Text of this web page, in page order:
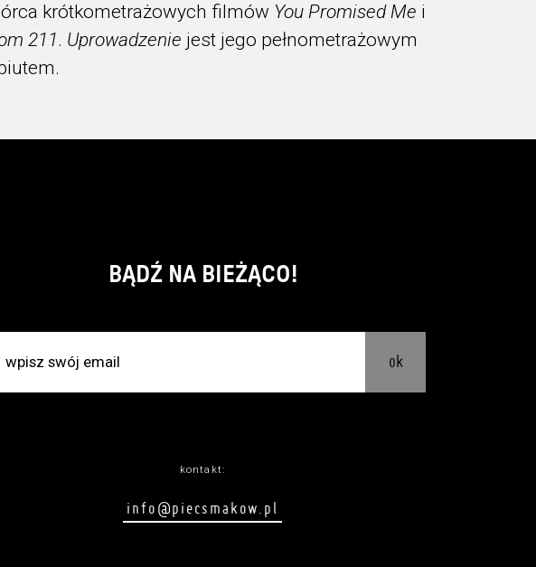
krótkometrażowych filmów You Promised Me i
211. Uprowadzenie jest jego pełnometrażowym
BĄDŹ NA BIEŻĄCO!
ok
kontakt:
info@piecsmakow.pl